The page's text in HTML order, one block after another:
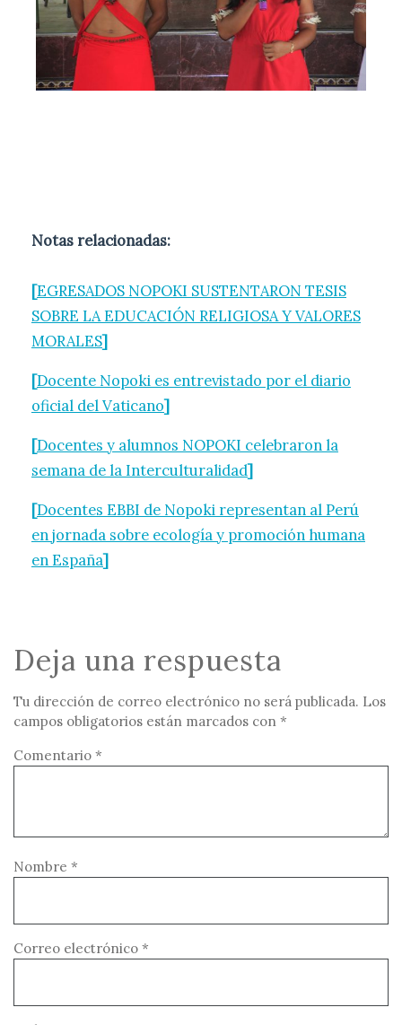
Notas relacionadas:
[EGRESADOS NOPOKI SUSTENTARON TESIS
SOBRE LA EDUCACIÓN RELIGIOSA Y VALORES
MORALES]
[Docente Nopoki es entrevistado por el diario
oficial del Vaticano]
[Docentes y alumnos NOPOKI celebraron la
semana de la Interculturalidad]
[Docentes EBBI de Nopoki representan al Perú
en jornada sobre ecología y promoción humana
en España]
Deja una respuesta
Tu dirección de correo electrónico no será publicada. Los
campos obligatorios están marcados con *
Comentario *
Nombre *
Correo electrónico *